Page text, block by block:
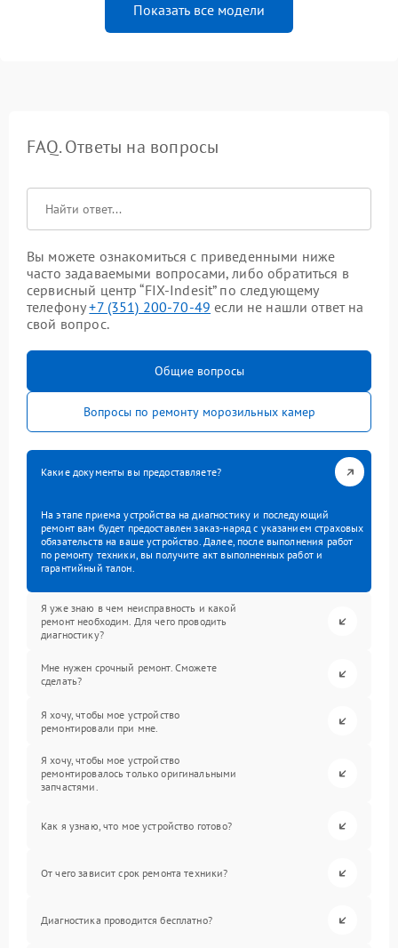
Показать все модели
FAQ. Ответы на вопросы
Вы можете ознакомиться с приведенными ниже
часто задаваемыми вопросами, либо обратиться в
сервисный центр “FIX-Indesit” по следующему
телефону+7 (351) 200-70-49 если не нашли ответ на
свой вопрос.
Общие вопросы
Вопросы по ремонту морозильных камер
Какие документы вы предоставляете?
На этапе приема устройства на диагностику и последующий
ремонт вам будет предоставлен заказ-наряд с указанием страховых
обязательств на ваше устройство. Далее, после выполнения работ
по ремонту техники, вы получите акт выполненных работ и
гарантийный талон.
Я уже знаю в чем неисправность и какой
ремонт необходим. Для чего проводить
диагностику?
Мне нужен срочный ремонт. Сможете
сделать?
Я хочу, чтобы мое устройство
ремонтировали при мне.
Я хочу, чтобы мое устройство
ремонтировалось только оригинальными
запчастями.
Как я узнаю, что мое устройство готово?
От чего зависит срок ремонта техники?
Диагностика проводится бесплатно?